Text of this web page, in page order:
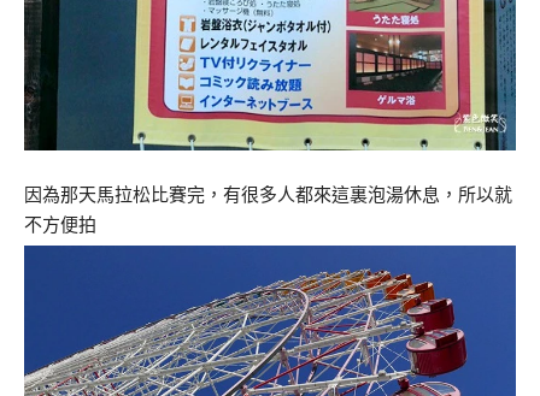
因為那天馬拉松比賽完，有很多人都來這裏泡湯休息，所以就
不方便拍